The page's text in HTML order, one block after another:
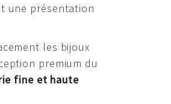
une présentation
les bijoux
premium du
fine et haute